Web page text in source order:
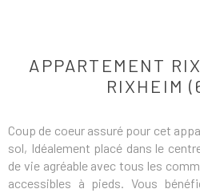
APPARTEMENT
RIXHEIM
Coup de coeur assuré pour cet
sol, Idéalement placé dans le
de vie agréable avec tous les
accessibles à pieds. Vous